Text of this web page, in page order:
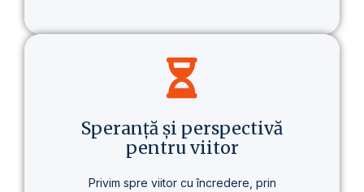
Baza tuturor învățăturilor noastre este
Biblia – prezentată clar, consecvent și pe
înțelesul fiecăruia.
Speranță și perspectivă
pentru viitor
Privim spre viitor cu încredere, prin